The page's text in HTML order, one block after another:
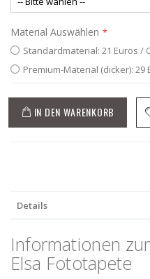
Material Auswählen
Standardmaterial: 21 Euros /
Premium-Material (dicker):
IN DEN WARENKORB
Details
Informationen
Elsa Fototapete